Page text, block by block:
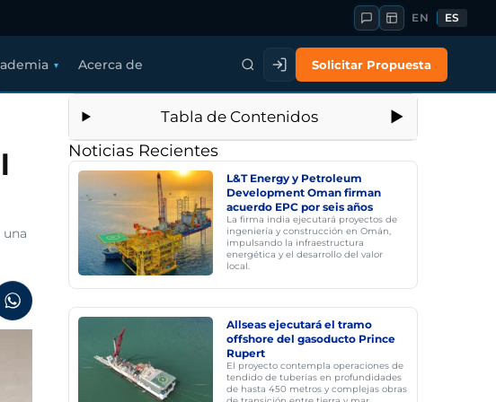
EN ES
Acerca de Solicitar Propuesta
Tabla de Contenidos
Noticias Recientes
L&T Energy y Petroleum
Development Oman firman
acuerdo EPC por seis años
La firma india ejecutará proyectos de
ingeniería y construcción en Omán,
impulsando la infraestructura
energética y el desarrollo del valor
local.
Allseas ejecutará el tramo
offshore del gasoducto Prince
Rupert
El proyecto contempla operaciones de
tendido de tuberías en profundidades
de hasta 450 metros y complejas obras